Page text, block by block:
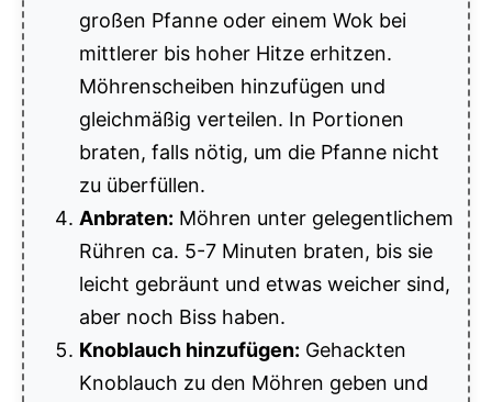
großen Pfanne oder einem Wok bei
mittlerer bis hoher Hitze erhitzen.
Möhrenscheiben hinzufügen und
gleichmäßig verteilen. In Portionen
braten, falls nötig, um die Pfanne nicht
zu überfüllen.
Anbraten: Möhren unter gelegentlichem
Rühren ca. 5-7 Minuten braten, bis sie
leicht gebräunt und etwas weicher sind,
aber noch Biss haben.
Knoblauch hinzufügen: Gehackten
Knoblauch zu den Möhren geben und